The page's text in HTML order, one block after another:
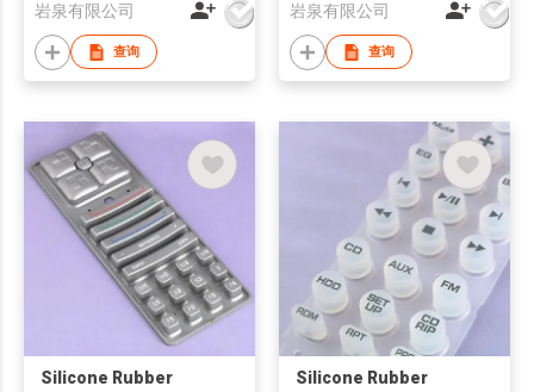
岩泉有限公司
查询
岩泉有限公司
查询
Silicone Rubber Silicone Rubber